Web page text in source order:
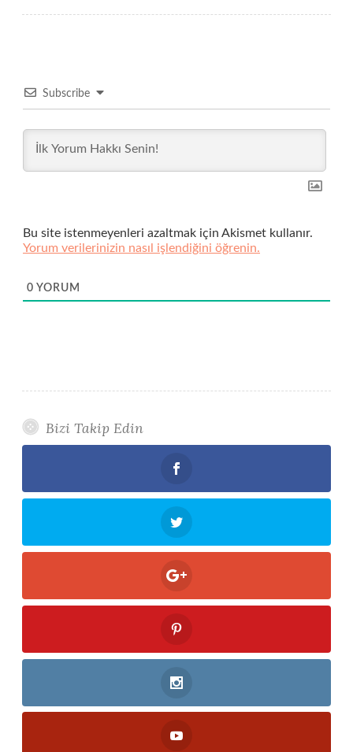
Subscribe
Bu site istenmeyenleri azaltmak için Akismet kullanır.
Yorum verilerinizin nasıl işlendiğini öğrenin.
0 YORUM
Bizi Takip Edin